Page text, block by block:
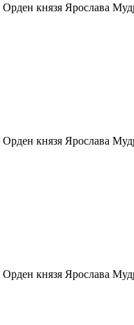
Орден князя Ярослава
Орден князя Ярослава
Орден князя Ярослава